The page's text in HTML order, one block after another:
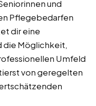
und
Pflegebedarfen
dir eine
die Möglichkeit,
Umfeld
von geregelten